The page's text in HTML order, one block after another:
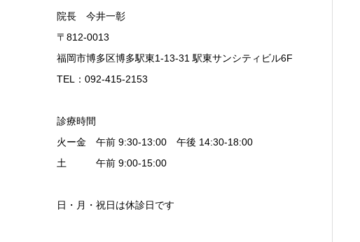
院長 今井一彰
〒812-0013
福岡市博多区博多駅東1-13-31 駅東サンシティビル6F
TEL：092-415-2153
診療時間
火ー金 午前 9:30-13:00 午後 14:30-18:00
土 午前 9:00-15:00
日・月・祝日は休診日です